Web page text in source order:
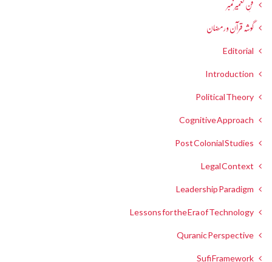
فنِ تعمیر نمبر
گوشہ قرآن و رمضان
Editorial
Introduction
Political Theory
Cognitive Approach
Post Colonial Studies
Legal Context
Leadership Paradigm
Lessons for the Era of Technology
Quranic Perspective
Sufi Framework